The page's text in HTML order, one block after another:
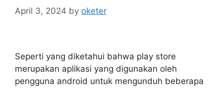
April 3, 2024 by oketer
Seperti yang diketahui bahwa play store
merupakan aplikasi yang digunakan oleh
pengguna android untuk mengunduh beberapa